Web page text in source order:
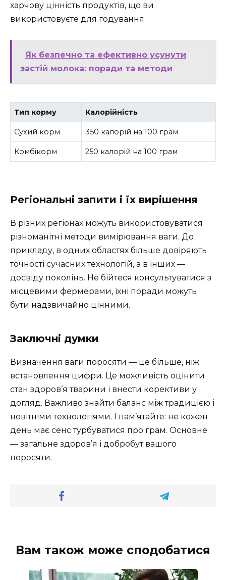
харчову цінність продуктів, що ви
використовуєте для годування.
Як безпечно та ефективно усунути
застій молока: поради та методи
Тип корму Калорійність
Сухий корм 350 калорій на 100 грам
Комбікорм 250 калорій на 100 грам
Регіональні запити і їх вирішення
В різних регіонах можуть використовуватися
різноманітні методи вимірювання ваги. До
прикладу, в одних областях більше довіряють
точності сучасних технологій, а в інших —
досвіду поколінь. Не бійтеся консультуватися з
місцевими фермерами, їхні поради можуть
бути надзвичайно цінними.
Заключні думки
Визначення ваги поросяти — це більше, ніж
встановлення цифри. Це можливість оцінити
стан здоров’я тварини і внести корективи у
догляд. Важливо знайти баланс між традицією і
новітніми технологіями. І пам’ятайте: не кожен
день має сенс турбуватися про грам. Основне
— загальне здоров’я і добробут вашого
поросяти.
Вам також може сподобатися